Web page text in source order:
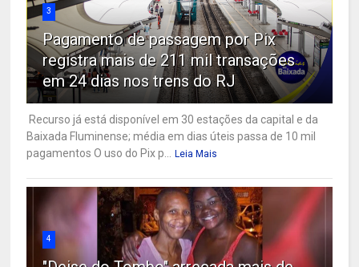
3
Pagamento de passagem por Pix
registra mais de 211 mil transações
em 24 dias nos trens do RJ
Recurso já está disponível em 30 estações da capital e da
Baixada Fluminense; média em dias úteis passa de 10 mil
pagamentos O uso do Pix p... Leia Mais
4